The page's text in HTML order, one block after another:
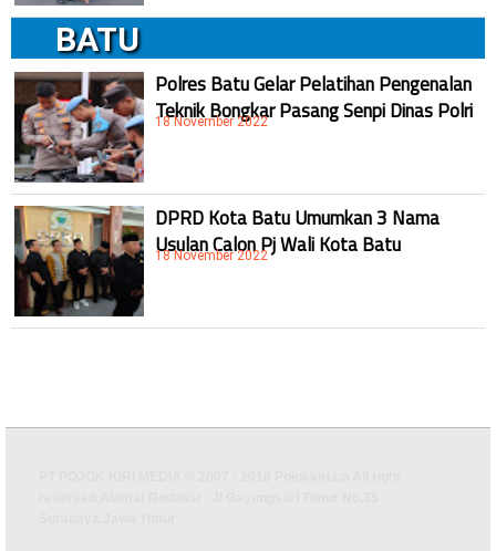
BATU
Polres Batu Gelar Pelatihan Pengenalan
Teknik Bongkar Pasang Senpi Dinas Polri
18 November 2022
DPRD Kota Batu Umumkan 3 Nama
Usulan Calon Pj Wali Kota Batu
18 November 2022